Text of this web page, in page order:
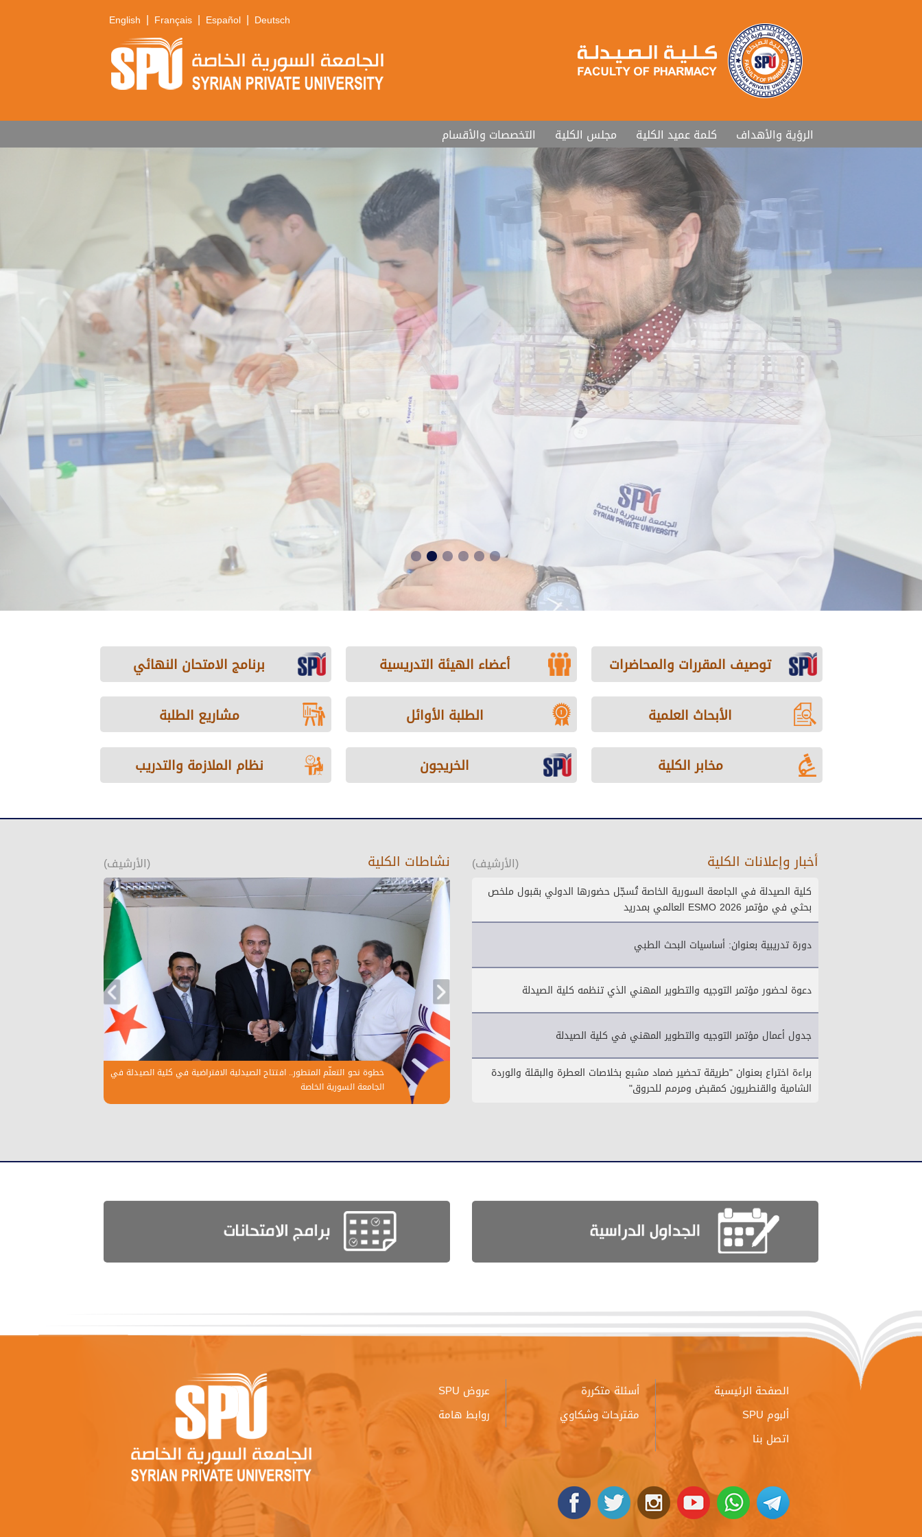
English | Français | Español | Deutsch
الرؤية والأهداف كلمة عميد الكلية مجلس الكلية التخصصات والأقسام
توصيف المقررات والمحاضرات أعضاء الهيئة التدريسية
برنامج الامتحان النهائي
الأبحاث العلمية
الطلبة الأوائل
مشاريع الطلبة
مخابر الكلية
الخريجون نظام الملازمة والتدريب
أخبار وإعلانات الكلية (الأرشيف)
كلية الصيدلة في الجامعة السورية الخاصة تُسجّل حضورها الدولي بقبول ملخص
بحثي في مؤتمر ESMO 2026 العالمي بمدريد
دورة تدريبية بعنوان: أساسيات البحث الطبي
دعوة لحضور مؤتمر التوجيه والتطوير المهني الذي تنظمه كلية الصيدلة
جدول أعمال مؤتمر التوجيه والتطوير المهني في كلية الصيدلة
براءة اختراع بعنوان "طريقة تحضير ضماد مشبع بخلاصات العطرة والبقلة والوردة
الشامية والقنطريون كمقبض ومرمم للحروق"
نشاطات الكلية (الأرشيف)
الصفحة الرئيسية أسئلة متكررة
عروض SPU
ألبوم SPU
مقترحات وشكاوي
روابط هامة
اتصل بنا